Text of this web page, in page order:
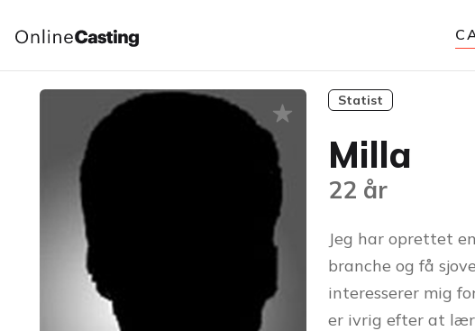
Statist
Milla
22 år
Jeg har oprettet
branche og få
interesserer mig
er ivrig efter at